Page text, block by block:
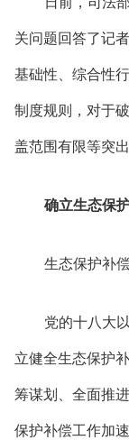
关问题回答了记
基础性、综合性
制度规则，对于
盖范围有限等突
确立生态保
生态保护补
党的十八大
立健全生态保护
筹谋划、全面推
保护补偿工作加速